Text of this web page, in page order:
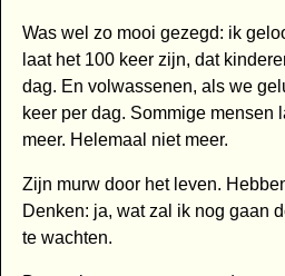
Was wel zo mooi gezegd: ik
laat het 100 keer zijn, dat
dag. En volwassenen, als we
keer per dag. Sommige mensen
meer. Helemaal niet meer.
Zijn murw door het leven.
Denken: ja, wat zal ik nog gaan
te wachten.